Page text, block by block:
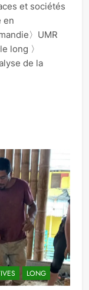
et sociétés
en
〉UMR
long 〉
de la
LONG